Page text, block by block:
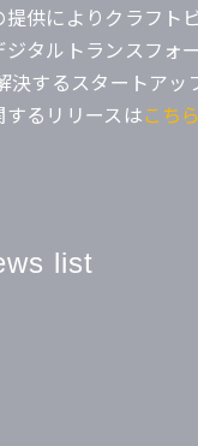
提供によりクラフト
ジタルトランスフォ
決するスタートアッ
るリリースはこちら
list